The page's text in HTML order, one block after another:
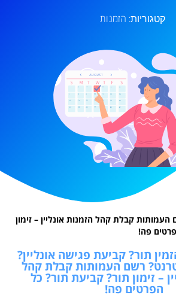
קטגוריות: הזמנות
העמותות קבלת קהל הזמנות אונליין – זימון
פה!
תור? קביעת פגישה אונליין?
רשם העמותות קבלת קהל
– זימון תור? קביעת תור? כל
הפרטים פה!